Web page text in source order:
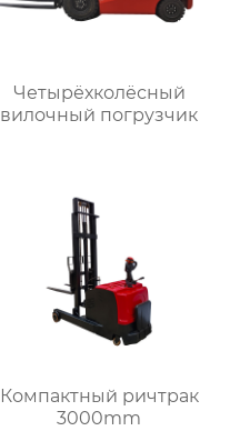
Четырёхколёсный
вилочный погрузчик
Компактный ричтрак
3000mm